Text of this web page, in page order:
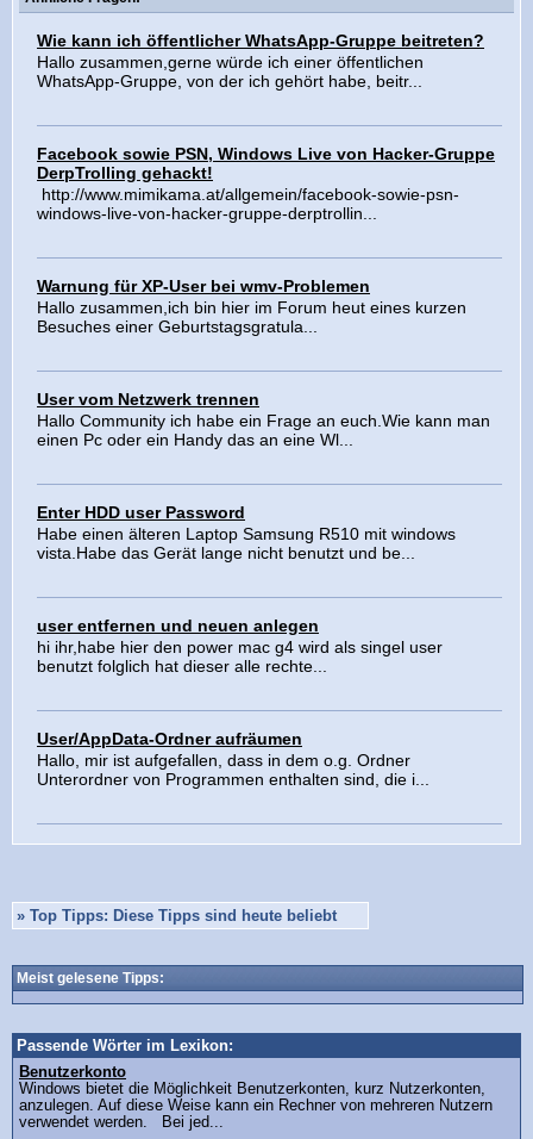
Wie kann ich öffentlicher WhatsApp-Gruppe beitreten?
Hallo zusammen,gerne würde ich einer öffentlichen
WhatsApp-Gruppe, von der ich gehört habe, beitr...
Facebook sowie PSN, Windows Live von Hacker-Gruppe
DerpTrolling gehackt!
http://www.mimikama.at/allgemein/facebook-sowie-psn-
windows-live-von-hacker-gruppe-derptrollin...
Warnung für XP-User bei wmv-Problemen
Hallo zusammen,ich bin hier im Forum heut eines kurzen
Besuches einer Geburtstagsgratula...
User vom Netzwerk trennen
Hallo Community ich habe ein Frage an euch.Wie kann man
einen Pc oder ein Handy das an eine Wl...
Enter HDD user Password
Habe einen älteren Laptop Samsung R510 mit windows
vista.Habe das Gerät lange nicht benutzt und be...
user entfernen und neuen anlegen
hi ihr,habe hier den power mac g4 wird als singel user
benutzt folglich hat dieser alle rechte...
User/AppData-Ordner aufräumen
Hallo, mir ist aufgefallen, dass in dem o.g. Ordner
Unterordner von Programmen enthalten sind, die i...
» Top Tipps: Diese Tipps sind heute beliebt
Meist gelesene Tipps:
Passende Wörter im Lexikon:
Benutzerkonto
Windows bietet die Möglichkeit Benutzerkonten, kurz Nutzerkonten,
anzulegen. Auf diese Weise kann ein Rechner von mehreren Nutzern
verwendet werden. Bei jed...